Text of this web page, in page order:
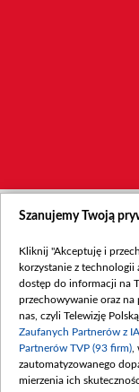
Szanujemy Twoją
Kliknij "Akceptuję i
korzystanie z technologii
dostęp do informacji na
przechowywanie oraz na
nas, czyli Telewizję
Zaufanych Partnerów z
Partnerów TVP (93 firm)
zautomatyzowanego
mierzenia ich